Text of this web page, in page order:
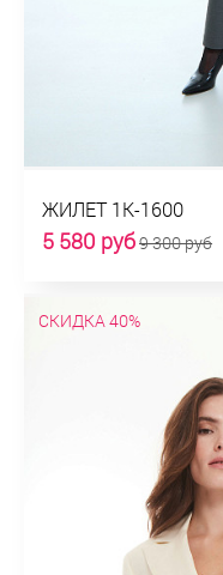
ЖИЛЕТ 1К-1600
5 580 руб9 300 руб
СКИДКА 40%